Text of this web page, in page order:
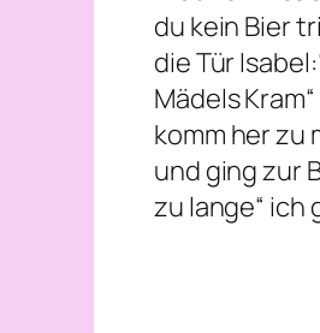
du kein Bier
die Tür
Mädels
komm her zu
und ging zur
zu lange“ ich